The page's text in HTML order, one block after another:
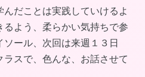
だことは実践していけるよ
るよう、柔らかい気持ちで参
ール、次回は来週１３日
ラスで、色んな、お話させて